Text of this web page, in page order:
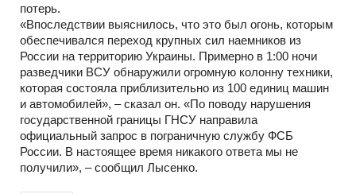
потерь.
«Впоследствии выяснилось, что это был огонь, которым
обеспечивался переход крупных сил наемников из
России на территорию Украины. Примерно в 1:00 ночи
разведчики ВСУ обнаружили огромную колонну техники,
которая состояла приблизительно из 100 единиц машин
и автомобилей», – сказал он. «По поводу нарушения
государственной границы ГНСУ направила
официальный запрос в пограничную службу ФСБ
России. В настоящее время никакого ответа мы не
получили», – сообщил Лысенко.